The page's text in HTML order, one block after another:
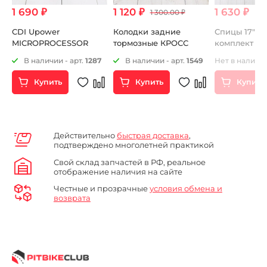
1 690 ₽
CDI Upower
MICROPROCESSOR
В наличии - арт. 1287
Купить
1 120 ₽ 1 300.00 ₽
Колодки задние
тормозные КРОСС
В наличии - арт. 1549
Купить
1 630 ₽
Спицы 17"
комплект
Нет в
Купить
Действительно быстрая доставка,
подтверждено многолетней практикой
Свой склад запчастей в РФ, реальное
отображение наличия на сайте
Честные и прозрачныеусловия обмена и
возврата